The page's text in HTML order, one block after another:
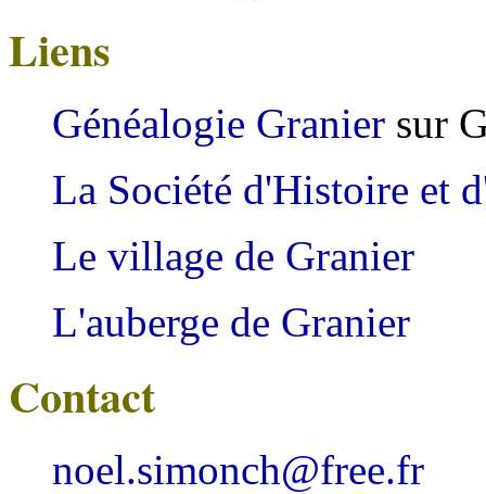
Liens
Généalogie Granier sur
La Société d'Histoire et
Le village de Granier
L'auberge de Granier
Contact
noel.simonch@free.fr